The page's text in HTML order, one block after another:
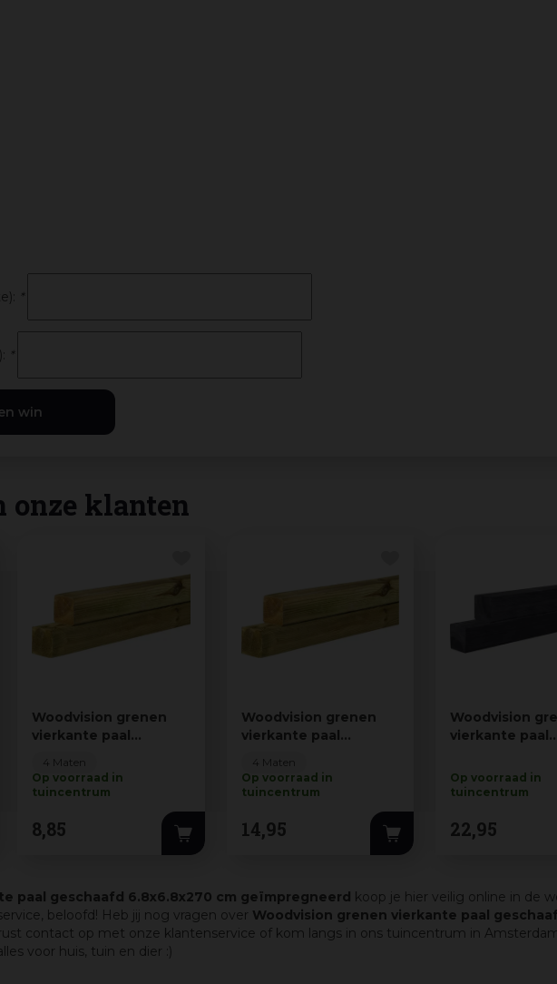
*
*
onze klanten
Woodvision grenen
vierkante paal
6.8x6.8x180 cm g…
8,85
Op voorraad in
tuincentrum
4 Maten
Woodvision grenen
vierkante paal
6.8x6.8x300 cm g…
14,95
Op voorraad in
tuincentrum
4 Maten
Woodvision
vierkante paal
8.8x8.8x270
22,95
Op voorraad in
tuincentrum
paal geschaafd 6.8x6.8x270 cm geïmpregneerd koop je hier veilig online in de
beloofd! Heb jij nog vragen over Woodvision grenen vierkante paal
contact op met onze klantenservice of kom langs in ons tuincentrum in
voor huis, tuin en dier :)